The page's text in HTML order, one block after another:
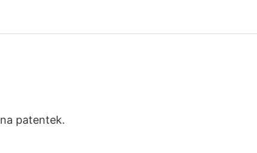
patentek.